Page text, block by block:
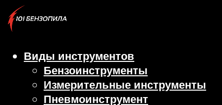
Виды инструментов
Бензоинструменты
Измерительные инструменты
Пневмоинструмент